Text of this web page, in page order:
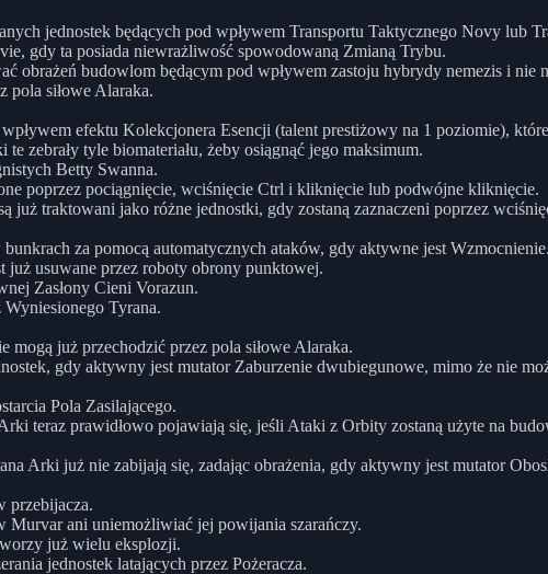
jednostek będących pod wpływem Transportu Taktycznego Novy lub
gdy ta posiada niewrażliwość spowodowaną Zmianą Trybu.
obrażeń budowlom będącym pod wpływem zastoju hybrydy nemezis i nie
pola siłowe Alaraka.
efektu Kolekcjonera Esencji (talent prestiżowy na 1 poziomie),
zebrały tyle biomateriału, żeby osiągnąć jego maksimum.
Betty Swanna.
poprzez pociągnięcie, wciśnięcie Ctrl i kliknięcie lub podwójne kliknięcie.
już traktowani jako różne jednostki, gdy zostaną zaznaczeni poprzez
za pomocą automatycznych ataków, gdy aktywne jest Wzmocnienie.
już usuwane przez roboty obrony punktowej.
Zasłony Cieni Vorazun.
Tyrana.
już przechodzić przez pola siłowe Alaraka.
gdy aktywny jest mutator Zaburzenie dwubiegunowe, mimo że nie
Pola Zasilającego.
teraz prawidłowo pojawiają się, jeśli Ataki z Orbity zostaną użyte na
Arki już nie zabijają się, zadając obrażenia, gdy aktywny jest mutator
przebijacza.
ani uniemożliwiać jej powijania szarańczy.
już wielu eksplozji.
jednostek latających przez Pożeracza.